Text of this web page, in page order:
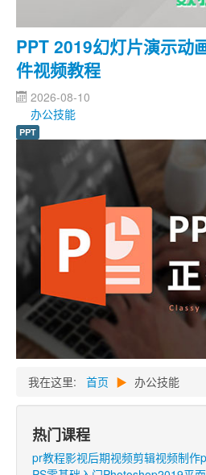
PPT 2019幻灯片演示动
件视频教程
2026-08-10
办公技能
PPT
我在这里: 首页 ▶ 办公技能
热门课程
pr教程影视后期视频剪辑视频制